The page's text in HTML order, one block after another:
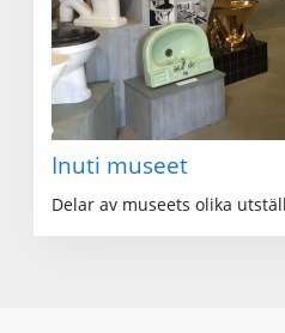
Inuti museet
Delar av museets olika